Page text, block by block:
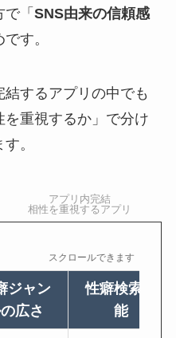
「 SNS由来の信頼感
す。
するアプリの中でも
を重視するか」で分け
。
アプリ内完結
相性を重視するアプリ
スクロールできます
ジャン
広さ
性癖検索機
能